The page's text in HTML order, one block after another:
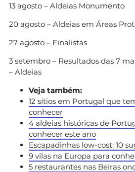
13 agosto – Aldeias Monumento
20 agosto – Aldeias em Áreas
27 agosto – Finalistas
3 setembro – Resultados das 7
– Aldeias
Veja também:
12 sítios em Portugal que
conhecer
4 aldeias históricas de
conhecer este ano
Escapadinhas low-cost: 10
9 vilas na Europa para
5 restaurantes nas Beiras